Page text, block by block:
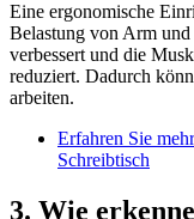
Eine ergonomische
Belastung von Arm
verbessert und die
reduziert. Dadurch
arbeiten.
Erfahren Sie
Schreibtisch
3. Wie